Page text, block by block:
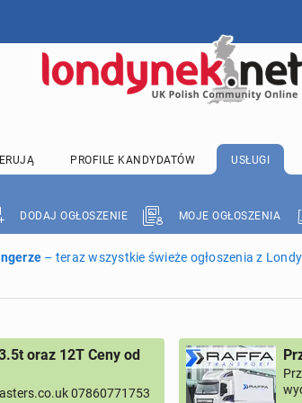
PROFILE KANDYDATÓW USŁUGI
DODAJ OGŁOSZENIE MOJE OGŁOSZENIA
– teraz wszystkie świeże ogłoszenia z
oraz 12T Ceny od
07860771753